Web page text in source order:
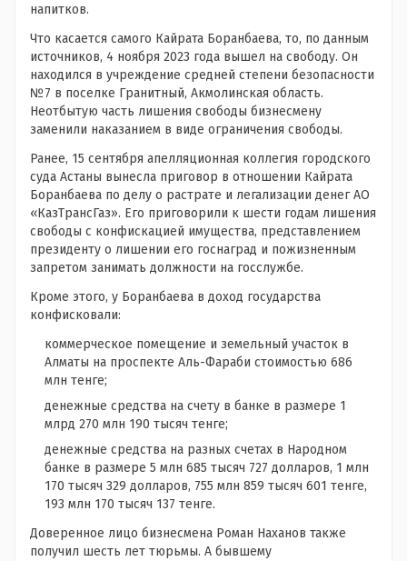
напитков.
Что касается самого Кайрата Боранбаева, то, по данным
источников, 4 ноября 2023 года вышел на свободу. Он
находился в учреждение средней степени безопасности
№7 в поселке Гранитный, Акмолинская область.
Неотбытую часть лишения свободы бизнесмену
заменили наказанием в виде ограничения свободы.
Ранее, 15 сентября апелляционная коллегия городского
суда Астаны вынесла приговор в отношении Кайрата
Боранбаева по делу о растрате и легализации денег АО
«КазТрансГаз». Его приговорили к шести годам лишения
свободы с конфискацией имущества, представлением
президенту о лишении его госнаград и пожизненным
запретом занимать должности на госслужбе.
Кроме этого, у Боранбаева в доход государства
конфисковали:
коммерческое помещение и земельный участок в
Алматы на проспекте Аль-Фараби стоимостью 686
млн тенге;
денежные средства на счету в банке в размере 1
млрд 270 млн 190 тысяч тенге;
денежные средства на разных счетах в Народном
банке в размере 5 млн 685 тысяч 727 долларов, 1 млн
170 тысяч 329 долларов, 755 млн 859 тысяч 601 тенге,
193 млн 170 тысяч 137 тенге.
Доверенное лицо бизнесмена Роман Наханов также
получил шесть лет тюрьмы. А бывшему